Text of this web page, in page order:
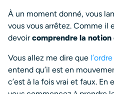
À un moment donné, vous
vous vous arrêtez. Comme il
devoircomprendre la notion
Vous allez me dire que
entend qu’il est en
c’est à la fois vrai et faux.